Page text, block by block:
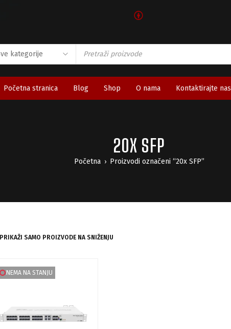
🅯
Početna stranica Blog Shop O nama Kontaktirajte nas
20X SFP
Početna › Proizvodi označeni “20x SFP”
PRIKAŽI SAMO PROIZVODE NA SNIŽENJU
NEMA NA STANJU